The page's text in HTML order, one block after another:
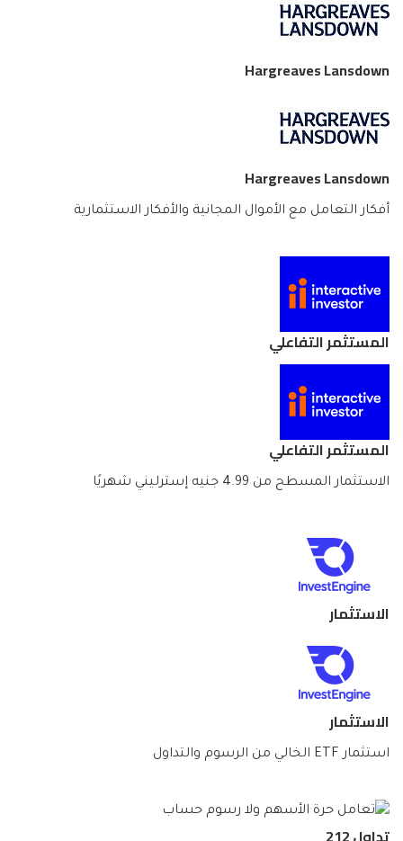
Hargreaves Lansdown
Hargreaves Lansdown
أفكار التعامل مع الأموال المجانية والأفكار الاستثمارية
المستثمر التفاعلي
المستثمر التفاعلي
الاستثمار المسطح من 4.99 جنيه إسترليني شهريًا
الاستثمار
الاستثمار
استثمار ETF الخالي من الرسوم والتداول